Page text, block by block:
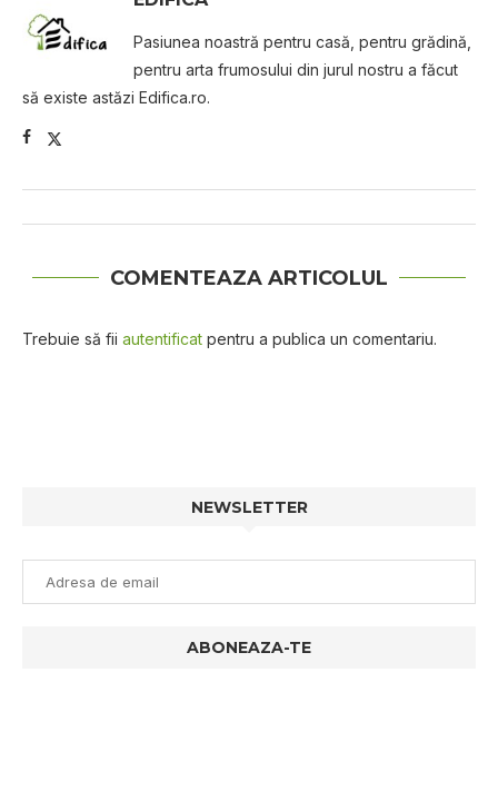
Pasiunea noastră pentru casă, pentru grădină,
pentru arta frumosului din jurul nostru a făcut
să existe astăzi Edifica.ro.
COMENTEAZA ARTICOLUL
Trebuie să fii autentificat pentru a publica un comentariu.
NEWSLETTER